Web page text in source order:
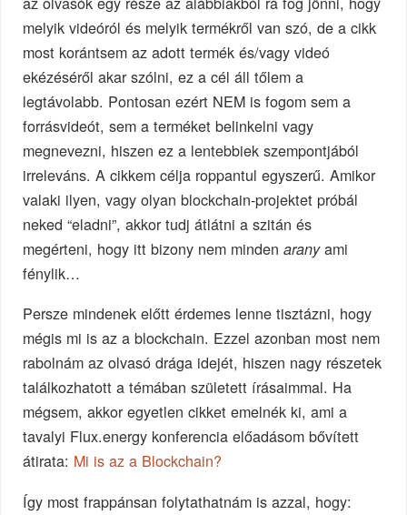
melyik videóról és melyik termékről van szó, de a cikk
most korántsem az adott termék és/vagy videó
ekézéséről akar szólni, ez a cél áll tőlem a
legtávolabb. Pontosan ezért NEM is fogom sem a
forrásvideót, sem a terméket belinkelni vagy
megnevezni, hiszen ez a lentebbiek szempontjából
irreleváns. A cikkem célja roppantul egyszerű. Amikor
valaki ilyen, vagy olyan blockchain-projektet próbál
neked “eladni”, akkor tudj átlátni a szitán és
megérteni, hogy itt bizony nem mindenaranyami
fénylik…
Persze mindenek előtt érdemes lenne tisztázni, hogy
mégis mi is az a blockchain. Ezzel azonban most nem
rabolnám az olvasó drága idejét, hiszen nagy részetek
találkozhatott a témában született írásaimmal. Ha
mégsem, akkor egyetlen cikket emelnék ki, ami a
tavalyi Flux.energy konferencia előadásom bővített
átirata: Mi is az a Blockchain?
Így most frappánsan folytathatnám is azzal, hogy: